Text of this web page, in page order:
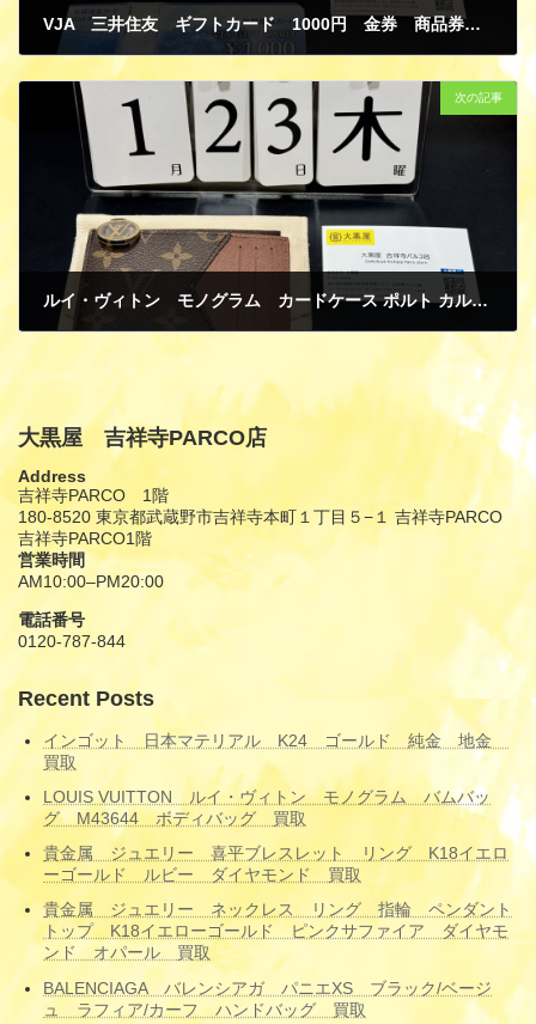
VJA 三井住友 ギフトカード 1000円 金券 商品券 買取
1月 24, 2025
次の記事
ルイ・ヴィトン モノグラム カードケース ポルト カルト･ロミー M81880 新品 買取
大黒屋 吉祥寺PARCO店
Address
吉祥寺PARCO 1階
180-8520 東京都武蔵野市吉祥寺本町１丁目５−１ 吉祥寺PARCO
吉祥寺PARCO1階
営業時間
AM10:00–PM20:00
電話番号
0120-787-844
Recent Posts
インゴット 日本マテリアル K24 ゴールド 純金 地金
買取
LOUIS VUITTON ルイ・ヴィトン モノグラム バムバッ
グ M43644 ボディバッグ 買取
貴金属 ジュエリー 喜平ブレスレット リング K18イエロ
ーゴールド ルビー ダイヤモンド 買取
貴金属 ジュエリー ネックレス リング 指輪 ペンダント
トップ K18イエローゴールド ピンクサファイア ダイヤモ
ンド オパール 買取
BALENCIAGA バレンシアガ パニエXS ブラック/ベージ
ュ ラフィア/カーフ ハンドバッグ 買取